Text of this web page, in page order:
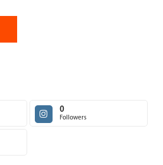
0
Followers